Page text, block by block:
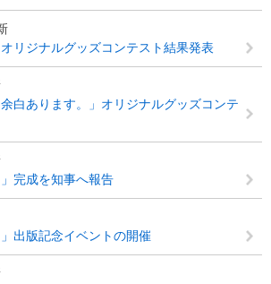
オリジナルグッズコンテスト結果発表
白あります。」オリジナルグッズコンテ
完成を知事へ報告
出版記念イベントの開催